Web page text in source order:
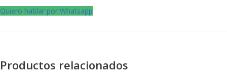
Quiero hablar por Whatsapp
Productos relacionados